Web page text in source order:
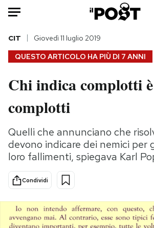
HOME
Italia
Politica
Tecnologia
Internet
Scienza
Cultura
Economia
Sport
Moda
Storie/
Ok
Media
QUESTO ARTICOLO HA PIÙ DI 7 ANNI
CIT Giovedì 11 luglio 2019
Chi indica complotti
complotti
Quelli che annunciano che
devono indicare dei nemici per
loro fallimenti, spiegava Karl
Condividi